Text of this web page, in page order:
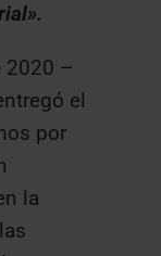
2020 –
el
por
la